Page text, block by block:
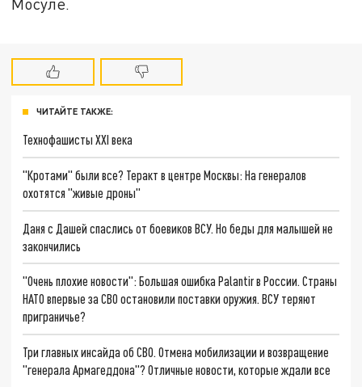
ЧИТАЙТЕ ТАКЖЕ:
Технофашисты XXI века
"Кротами" были все? Теракт в центре Москвы: На генералов
охотятся "живые дроны"
Даня с Дашей спаслись от боевиков ВСУ. Но беды для малышей не
закончились
"Очень плохие новости": Большая ошибка Palantir в России. Страны
НАТО впервые за СВО остановили поставки оружия. ВСУ теряют
приграничье?
Три главных инсайда об СВО. Отмена мобилизации и возвращение
"генерала Армагеддона"? Отличные новости, которые ждали все